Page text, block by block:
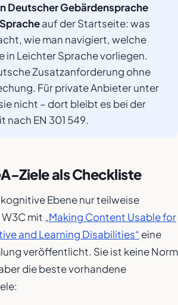
Deutscher Gebärdensprache
auf der Startseite: was
wie man navigiert, welche
in Leichter Sprache vorliegen.
Zusatzanforderung ohne
Für private Anbieter unter
nicht – dort bleibt es bei der
nach EN 301 549.
Ziele als Checkliste
Ebene nur teilweise
mit „Making Content Usable for
and Learning Disabilities“ eine
veröffentlicht. Sie ist keine Norm
die beste vorhandene